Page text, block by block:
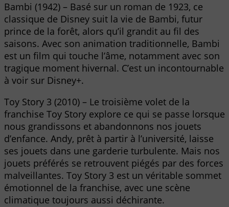
Bambi (1942) – Basé sur un roman de 1923, ce
classique de Disney suit la vie de Bambi, futur
prince de la forêt, alors qu’il grandit au fil des
saisons. Avec son animation traditionnelle, Bambi
est un film qui touche l’âme, notamment avec son
tragique moment hivernal. C’est un incontournable
à voir sur Disney+.
Toy Story 3 (2010) – Le troisième volet de la
franchise Toy Story explore ce qui se passe lorsque
nous grandissons et abandonnons nos jouets
d’enfance. Andy, prêt à partir à l’université, laisse
ses jouets dans une garderie turbulente. Mais nos
jouets préférés se retrouvent piégés par des forces
malveillantes. Toy Story 3 est un véritable sommet
émotionnel de la franchise, avec une scène
climatique toujours aussi déchirante.